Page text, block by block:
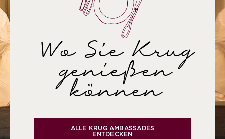
Wo Sie Krug
genießen
können
ALLE KRUG AMBASSADES
ENTDECKEN